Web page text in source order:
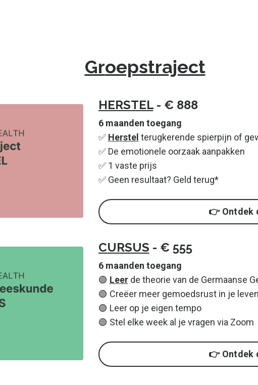
Groepstraject
HERSTEL- € 888
6 maanden toegang
✅ Herstel terugkerende spierpijn of
✅ De emotionele oorzaak aanpakken
✅ 1 vaste prijs
✅ Geen resultaat? Geld terug*
👉 Ontdek
CURSUS - € 555
6 maanden toegang
🟢 Leerde theorie van de Germaanse
🟢 Creëer meer gemoedsrust in je leven
🟢 Leer op je eigen tempo
🟢 Stel elke week al je vragen via Zoom
👉 Ontdek